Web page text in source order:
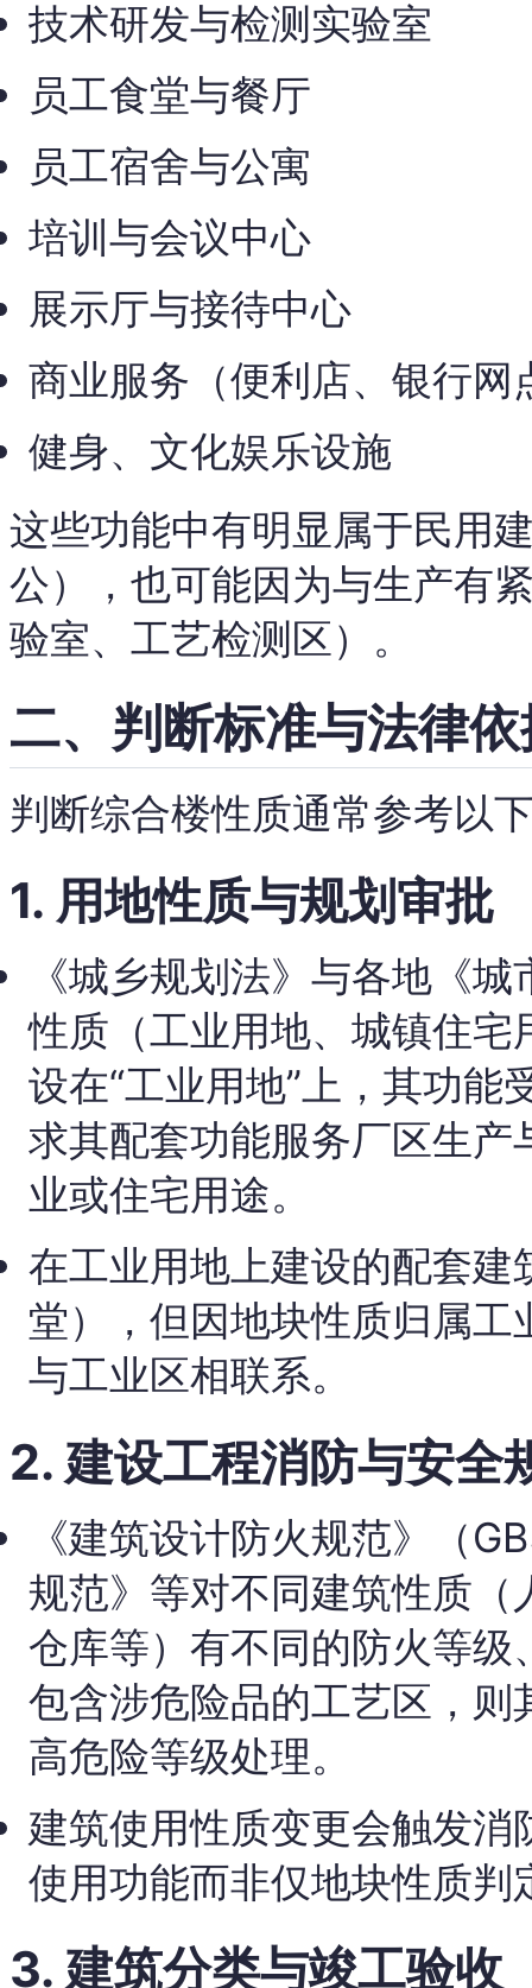
技术研发与检测实验室
员工食堂与餐厅
员工宿舍与公寓
培训与会议中心
展示厅与接待中心
商业服务（便利店、银行网
健身、文化娱乐设施
这些功能中有明显属于民用
公），也可能因为与生产有
验室、工艺检测区）。
二、判断标准与法律
判断综合楼性质通常参考以
1. 用地性质与规划审批
《城乡规划法》与各地《
性质（工业用地、城镇住
设在“工业用地”上，其功
求其配套功能服务厂区生
业或住宅用途。
在工业用地上建设的配套
堂），但因地块性质归属
与工业区相联系。
2. 建设工程消防与安全
《建筑设计防火规范》（
规范》等对不同建筑性质
仓库等）有不同的防火等
包含涉危险品的工艺区，
高危险等级处理。
建筑使用性质变更会触发
使用功能而非仅地块性质判
3. 建筑分类与竣工验收